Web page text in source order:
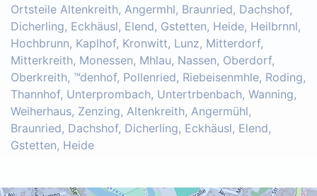
Ortsteile Altenkreith, Angermhl, Braunried, Dachshof,
Dicherling, Eckhäusl, Elend, Gstetten, Heide, Heilbrnnl,
Hochbrunn, Kaplhof, Kronwitt, Lunz, Mitterdorf,
Mitterkreith, Monessen, Mhlau, Nassen, Oberdorf,
Oberkreith, ™denhof, Pollenried, Riebeisenmhle, Roding,
Thannhof, Unterprombach, Untertrbenbach, Wanning,
Weiherhaus, Zenzing, Altenkreith, Angermühl,
Braunried, Dachshof, Dicherling, Eckhäusl, Elend,
Gstetten, Heide